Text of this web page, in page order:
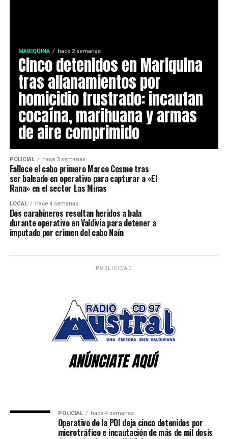
MARIQUINA hace 2 semanas
Cinco detenidos en Mariquina
tras allanamientos por
homicidio frustrado: incautan
cocaína, marihuana y armas
de aire comprimido
POLICIAL hace 3 semanas
Fallece el cabo primero Marco Cosme tras
ser baleado en operativo para capturar a «El
Rana» en el sector Las Minas
LOCAL hace 4 semanas
Dos carabineros resultan heridos a bala
durante operativo en Valdivia para detener a
imputado por crimen del cabo Naín
PUBLICIDAD
POLICIAL hace 4 semanas
Operativo de la PDI deja cinco detenidos por
microtráfico e incautación de más de mil dosis